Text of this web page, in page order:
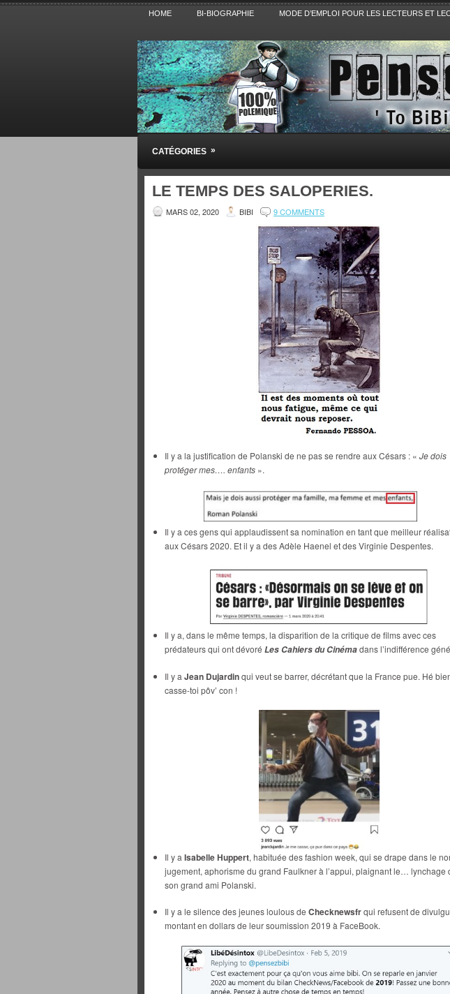
HOME BI-BIOGRAPHIE MODE D’EMPLOI POUR LES LECTEURS ET
Pensez BiBi
Blog polémique sur l'Actualité, la Culture, la Politique, le Sport,. Avec
CATÉGORIES »
LE TEMPS DES SALOPERIES.
MARS 02, 2020 BIBI 9 COMMENTS
Il y a la justification de Polanski de ne pas se rendre aux Césars : « Je dois
protéger mes…. enfants ».
Il y a ces gens qui applaudissent sa nomination en tant que meilleur
aux Césars 2020. Et il y a des Adèle Haenel et des Virginie Despentes.
Il y a, dans le même temps, la disparition de la critique de films avec ces
prédateurs qui ont dévoré Les Cahiers du Cinémadans l’indifférence
Il y a Jean Dujardinqui veut se barrer, décrétant que la France pue. Hé
casse-toi pôv’ con !
Il y a Isabelle Huppert, habituée des fashion week, qui se drape dans le
jugement, aphorisme du grand Faulkner à l’appui, plaignant le… lynchage
son grand ami Polanski.
Il y a le silence des jeunes loulous de Checknewsfrqui refusent de
montant en dollars de leur soumission 2019 à FaceBook.